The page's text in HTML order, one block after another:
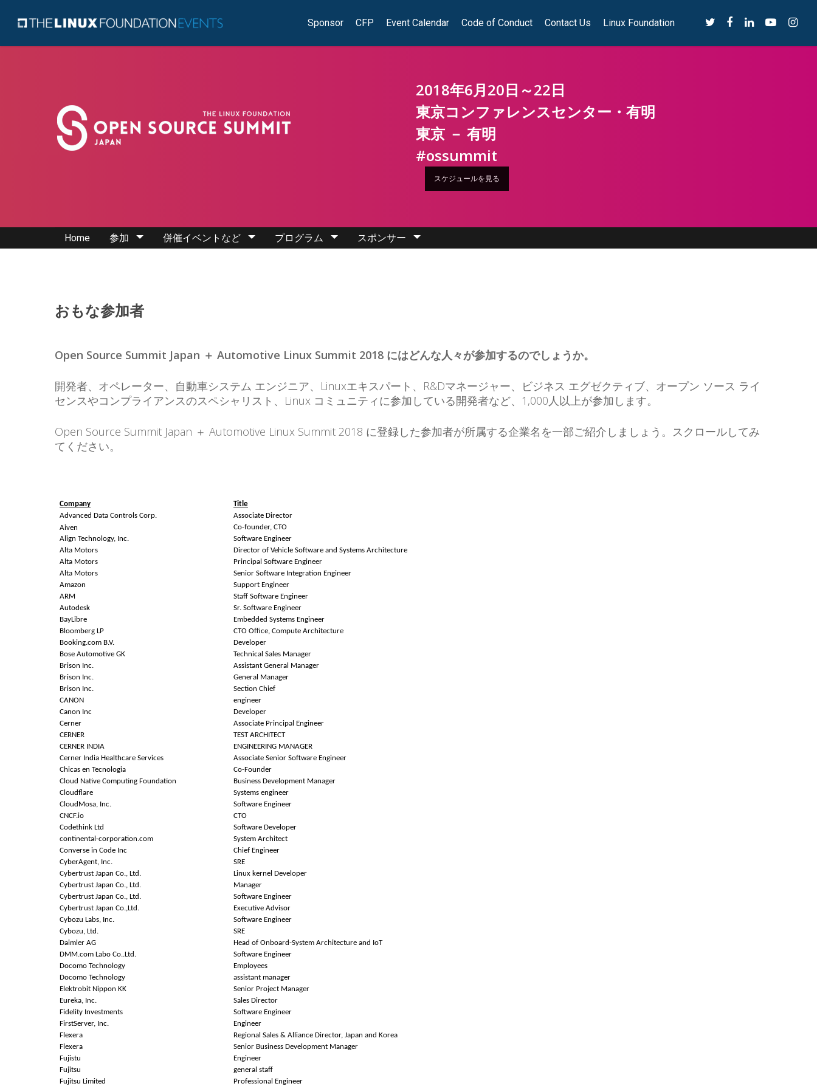
Sponsor CFP Event Calendar Code of Conduct Contact Us Linux Foundation
2018年6月20日～22日
東京コンファレンスセンター・有明
東京 － 有明
#ossummit
スケジュールを見る
Home 参加 併催イベントなど プログラム スポンサー
おもな参加者
Open Source Summit Japan ＋ Automotive Linux Summit 2018 にはどんな人々が参加するのでしょうか。
開発者、オペレーター、自動車システム エンジニア、Linuxエキスパート、R&Dマネージャー、ビジネス エグゼクティブ、オープン ソース ライ
センスやコンプライアンスのスペシャリスト、Linux コミュニティに参加している開発者など、1,000人以上が参加します。
Open Source Summit Japan ＋ Automotive Linux Summit 2018 に登録した参加者が所属する企業名を一部ご紹介しましょう。スクロールしてみ
てください。